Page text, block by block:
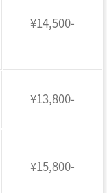
¥14,500-
¥13,800-
¥15,800-